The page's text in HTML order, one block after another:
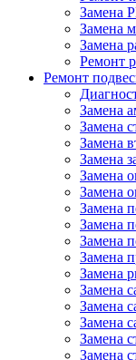
Замена
Замена
Замена
Ремонт
Ремонт
Замена
Замена
Замена
Замена
Замена
Замена
Замена
Замена
Замена
Замена
Замена
Замена
Замена
Замена
Замена
Замена